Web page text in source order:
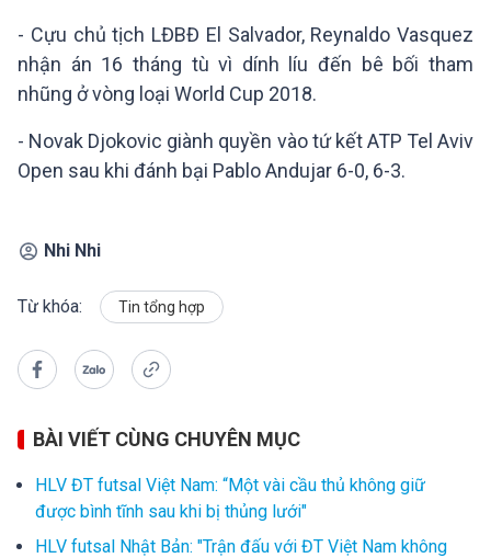
- Cựu chủ tịch LĐBĐ El Salvador, Reynaldo Vasquez
nhận án 16 tháng tù vì dính líu đến bê bối tham
nhũng ở vòng loại World Cup 2018.
- Novak Djokovic giành quyền vào tứ kết ATP Tel Aviv
Open sau khi đánh bại Pablo Andujar 6-0, 6-3.
Nhi Nhi
Từ khóa: Tin tổng hợp
BÀI VIẾT CÙNG CHUYÊN MỤC
HLV ĐT futsal Việt Nam: “Một vài cầu thủ không giữ
được bình tĩnh sau khi bị thủng lưới"
HLV futsal Nhật Bản: "Trận đấu với ĐT Việt Nam không